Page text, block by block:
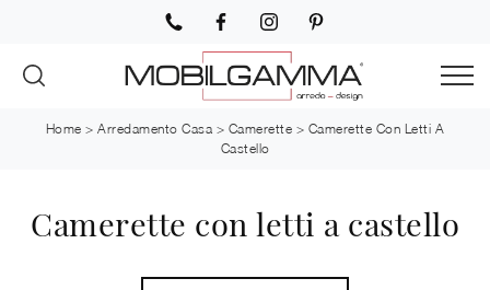
Home >Arredamento Casa > Camerette > Camerette Con Letti A
Castello
Camerette con letti a castello